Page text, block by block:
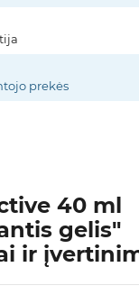
prekės
40 ml
gelis"
ir